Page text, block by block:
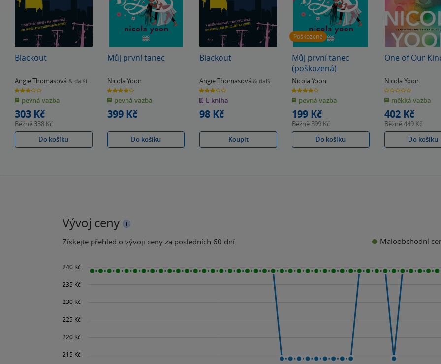
Blackout
Angie Thomasová & další
2.8
z
5
hvězdiček
pevná vazba
303 Kč
Běžně 338 Kč
Do košíku
Můj první tanec
Nicola Yoon
4.0
z
5
hvězdiček
pevná vazba
399 Kč
Do košíku
Blackout
Angie Thomasová & další
2.8
z
5
hvězdiček
E-kniha
98 Kč
Koupit
Poškozené
Můj první tanec
(poškozená)
Nicola Yoon
4.0
z
5
hvězdiček
pevná vazba
199 Kč
Běžně 399 Kč
Do košíku
One of Our
Nicola Yoon
0.0
z
5
hvězdiček
měkká vazba
402 Kč
Běžně449 Kč
Do košíku
Vývoj ceny
Získejte přehled o vývoji ceny za posledních 60 dní. Maloobchodní